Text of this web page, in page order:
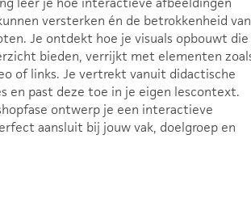
versterken én de betrokkenheid van
Je ontdekt hoe je visuals opbouwt die
bieden, verrijkt met elementen
of links. Je vertrekt vanuit didactische
en past deze toe in je eigen lescontext.
ontwerp je een interactieve
aansluit bij jouw vak, doelgroep en